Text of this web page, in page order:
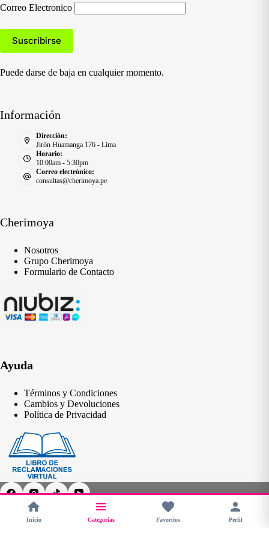
Correo Electronico
Puede darse de baja en cualquier momento.
Información
Dirección:
Jirón Huamanga 176 - Lima
Horario:
10:00am - 5:30pm
Correo electrónico:
consultas@cherimoya.pe
Cherimoya
Nosotros
Grupo Cherimoya
Formulario de Contacto
Ayuda
Términos y Condiciones
Cambios y Devoluciones
Política de Privacidad
Copyright © 2026 - CHERIMOYA Perú
Inicio Categorías Favoritos Perfil